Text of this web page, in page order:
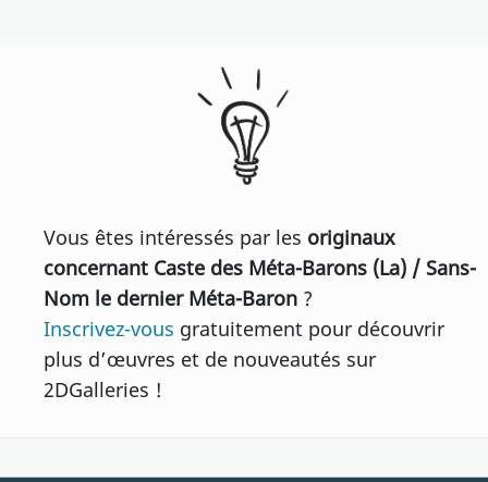
Vous êtes intéressés par les originaux
concernant Caste des Méta-Barons (La) / Sans-
Nom le dernier Méta-Baron ?
Inscrivez-vous gratuitement pour découvrir
plus d’œuvres et de nouveautés sur
2DGalleries !